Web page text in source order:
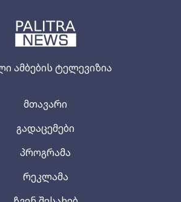
ამბების ტელევიზია
მთავარი
გადაცემები
პროგრამა
რეკლამა